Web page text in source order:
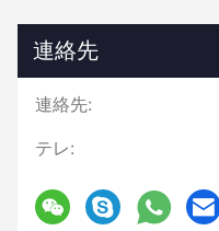
連絡先
連絡先:
テレ: